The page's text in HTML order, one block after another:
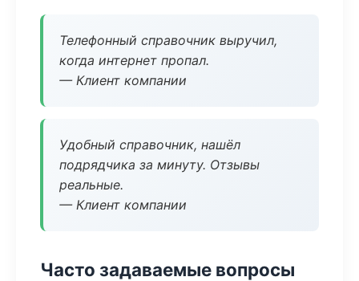
Телефонный справочник выручил,
когда интернет пропал.
— Клиент компании
Удобный справочник, нашёл
подрядчика за минуту. Отзывы
реальные.
— Клиент компании
Часто задаваемые вопросы